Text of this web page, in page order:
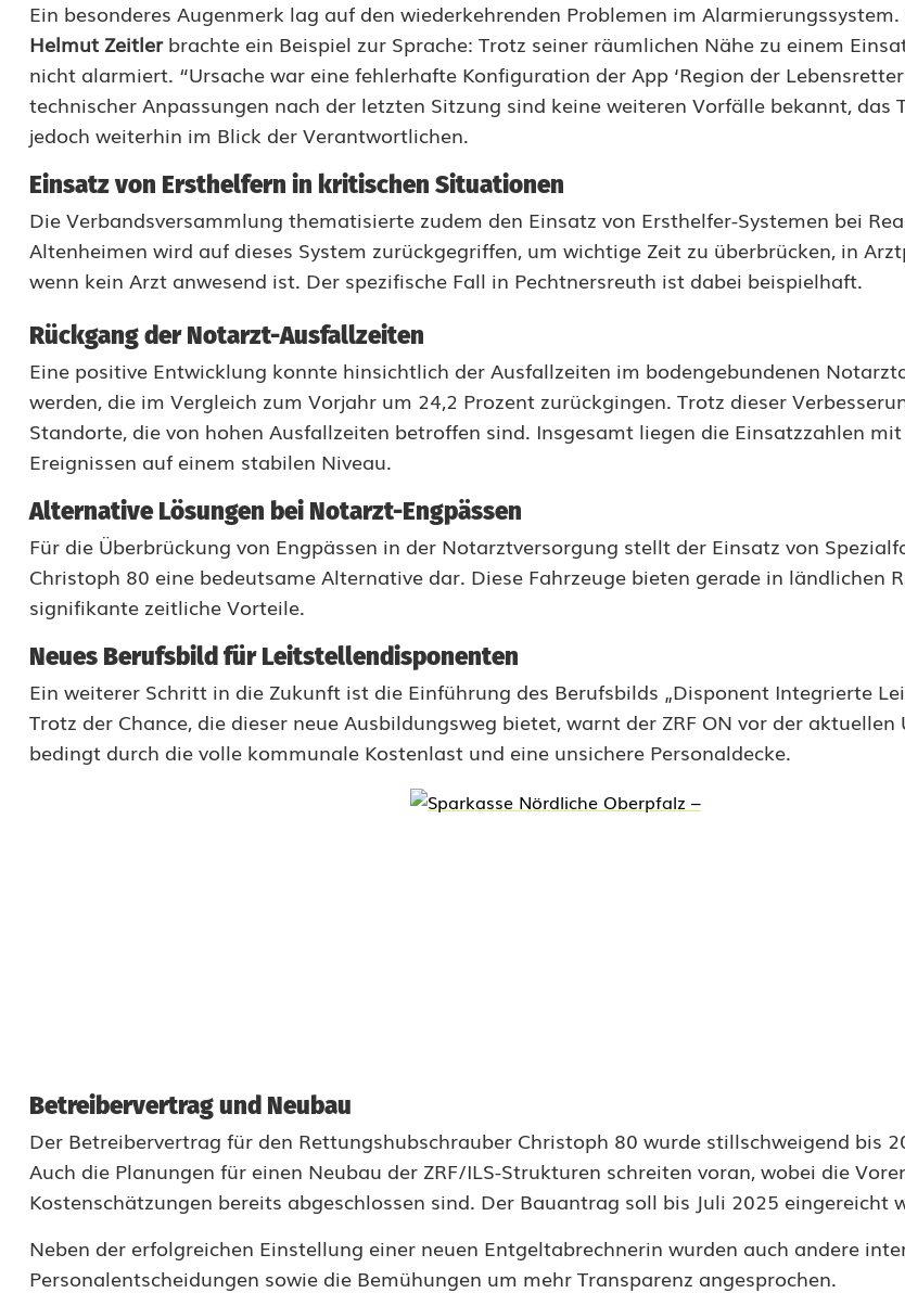
t
f
a
l
l
v
e
s
o
r
g
u
n
g
O
b
e
r
o
r
d
:
A
Ein besonderes Augenmerk lag auf den wiederkehrenden Problemen im
Helmut Zeitlerbrachte ein Beispiel zur Sprache: Trotz seiner räumlichen Nähe zu einem
nicht alarmiert. “Ursache war eine fehlerhafte Konfiguration der App ‘Region der
technischer Anpassungen nach der letzten Sitzung sind keine weiteren Vorfälle bekannt, das
jedoch weiterhin im Blick der Verantwortlichen.
Einsatz von Ersthelfern in kritischen Situationen
Die Verbandsversammlung thematisierte zudem den Einsatz von Ersthelfer-Systemen bei
Altenheimen wird auf dieses System zurückgegriffen, um wichtige Zeit zu überbrücken, in
wenn kein Arzt anwesend ist. Der spezifische Fall in Pechtnersreuth ist dabei beispielhaft.
Rückgang der Notarzt-Ausfallzeiten
Eine positive Entwicklung konnte hinsichtlich der Ausfallzeiten im bodengebundenen
werden, die im Vergleich zum Vorjahr um 24,2 Prozent zurückgingen. Trotz dieser
Standorte, die von hohen Ausfallzeiten betroffen sind. Insgesamt liegen die Einsatzzahlen
Ereignissen auf einem stabilen Niveau.
Alternative Lösungen bei Notarzt-Engpässen
Für die Überbrückung von Engpässen in der Notarztversorgung stellt der Einsatz von
Christoph 80 eine bedeutsame Alternative dar. Diese Fahrzeuge bieten gerade in ländlichen
signifikante zeitliche Vorteile.
Neues Berufsbild für Leitstellendisponenten
Ein weiterer Schritt in die Zukunft ist die Einführung des Berufsbilds „Disponent Integrierte
Trotz der Chance, die dieser neue Ausbildungsweg bietet, warnt der ZRF ON vor der aktuellen
bedingt durch die volle kommunale Kostenlast und eine unsichere Personaldecke.
Betreibervertrag und Neubau
Der Betreibervertrag für den Rettungshubschrauber Christoph 80 wurde stillschweigend bis
Auch die Planungen für einen Neubau der ZRF/ILS-Strukturen schreiten voran, wobei die
Kostenschätzungen bereits abgeschlossen sind. Der Bauantrag soll bis Juli 2025 eingereicht
Neben der erfolgreichen Einstellung einer neuen Entgeltabrechnerin wurden auch andere
Personalentscheidungen sowie die Bemühungen um mehr Transparenz angesprochen.